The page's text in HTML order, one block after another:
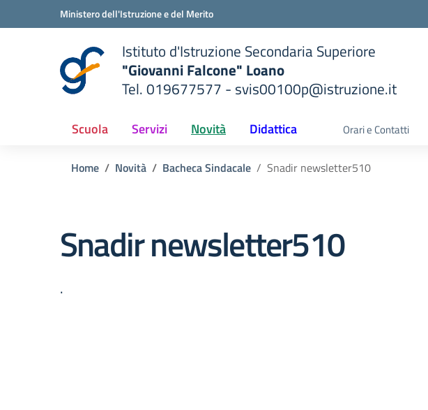
Vai ai contenuti
Vai al menu di navigazioneMinistero dell'Istruzione e del Merito
Istituto d'Istruzione Secondaria Superiore
"Giovanni Falcone" Loano
Tel. 019677577 - svis00100p@istruzione.it
Scuola Servizi Novità Didattica Orari e Contatti
Home Novità Bacheca Sindacale Snadir newsletter510
Snadir newsletter510
.